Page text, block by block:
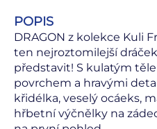
POPIS
DRAGON z kolekce Kuli
ten nejroztomilejší
představit! S kulatým
povrchem a hravými
křidélka, veselý ocáeks,
hřbetní výčnělky na